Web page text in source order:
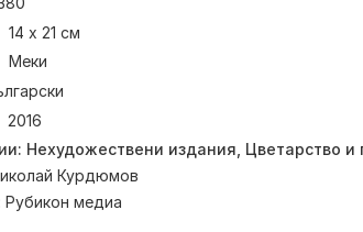
14 x 21 см
Меки
2016
Нехудожествени издания Цветарство и
Курдюмов
Рубикон медиа